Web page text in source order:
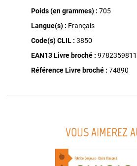
Poids (en grammes) : 705
Langue(s) : Français
Code(s) CLIL : 3850
EAN13 Livre broché :
Référence Livre broché : 74890
VOUS AIMEREZ